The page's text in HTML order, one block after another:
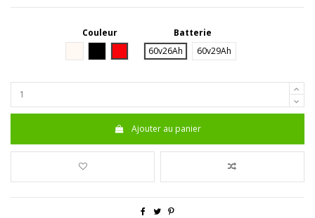
Couleur
Batterie
60v26Ah
60v29Ah
Ajouter au panier